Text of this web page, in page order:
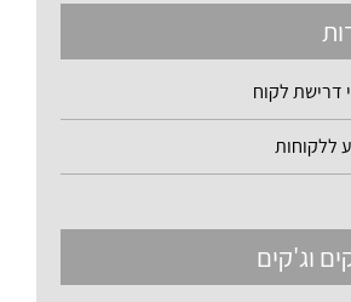
דרישת לקוח
ללקוחות
וג'קים